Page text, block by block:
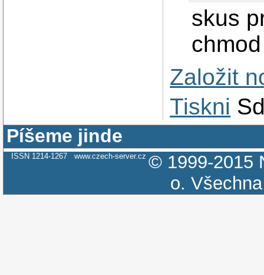
skus
Založit
Tiskni
Píšeme jinde
ISSN 1214-1267 www.czech-server.cz © 1999-2015
o.